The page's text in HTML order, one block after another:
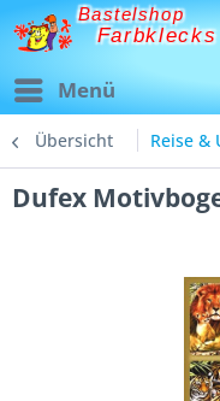
Bastelshop
Farbklecks
Menü
Übersicht Reise &
Dufex